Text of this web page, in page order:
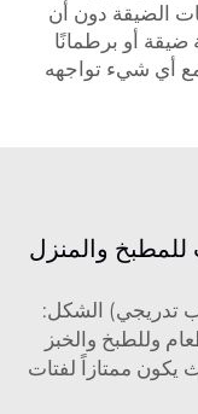
الضيقة دون أن
أو برطمانًا
أي شيء تواجهه
للمطبخ والمنزل
كوب تدريجي) الشكل:
وللطبخ والخبز
ممتازاً لفتات